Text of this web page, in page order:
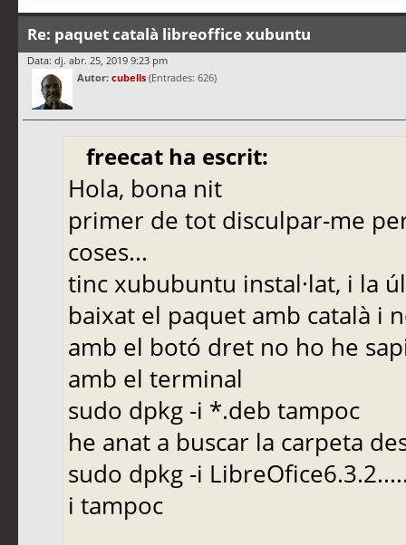
Re: paquet català libreoffice xubuntu
Data: dj. abr. 25, 2019 9:23 pm
Autor: cubells (Entrades: 626)
freecat ha escrit:
Hola, bona nit
primer de tot disculpar-me
coses...
tinc xububuntu instal·lat, i la
baixat el paquet amb català i
amb el botó dret no ho he
amb el terminal
sudo dpkg -i *.deb tampoc
he anat a buscar la carpeta
sudo dpkg -i
i tampoc